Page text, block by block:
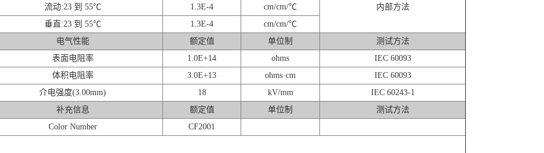
内部方法
流动:23 到 55℃ 1.3E-4
cm/cm/℃
垂直:23 到 55℃
1.3E-4
cm/cm/℃
电气性能
额定值 单位制
测试方法
表面电阻率
1.0E+14 ohms
IEC 60093
体积电阻率
3.0E+13 ohms·cm
IEC 60093
介电强度(3.00mm)
18 kV/mm
IEC 60243-1
补充信息
额定值 单位制
测试方法
Color Number
CF2001